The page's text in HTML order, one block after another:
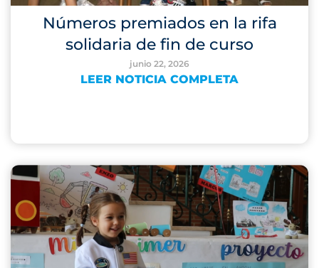
Números premiados en la rifa
solidaria de fin de curso
junio 22, 2026
LEER NOTICIA COMPLETA